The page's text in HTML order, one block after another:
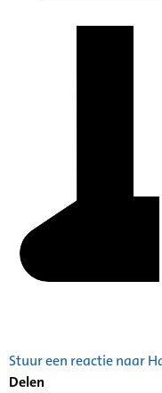
Stuur een reactie naar
Delen